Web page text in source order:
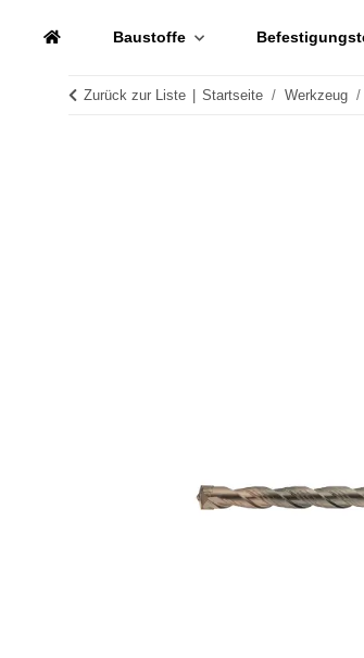
Baustoffe
Zurück zur Liste Startseite Werkzeug